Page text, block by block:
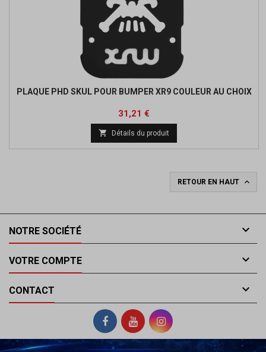
PLAQUE PHD SKUL POUR BUMPER XR9 COULEUR AU CHOIX
Prix
31,21 €
base
 Détails du produit
RETOUR EN HAUT 
NOTRE SOCIÉTÉ 
VOTRE COMPTE 
CONTACT 